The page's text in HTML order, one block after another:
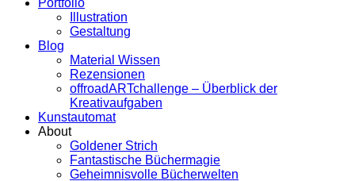
Portfolio
Illustration
Gestaltung
Blog
Material Wissen
Rezensionen
offroadARTchallenge – Überblick der
Kreativaufgaben
Kunstautomat
About
Goldener Strich
Fantastische Büchermagie
Geheimnisvolle Bücherwelten